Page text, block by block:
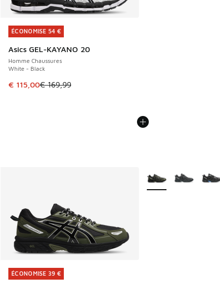
ÉCONOMISE 54 €
Asics GEL-KAYANO 20
Homme Chaussures
White - Black
Cet article est en promotion. Prix en baisse de € 169,99 à
€ 115,00€ 169,99
ÉCONOMISE 54 €
ÉCONOMISE 39 €
ÉCONOMISE 39 €
Plus de couleurs